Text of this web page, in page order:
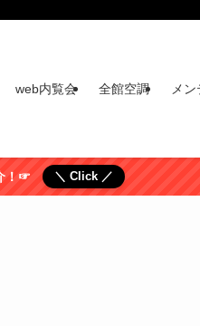
web内覧会 全館空調 メ
！☞ ＼ Click ／